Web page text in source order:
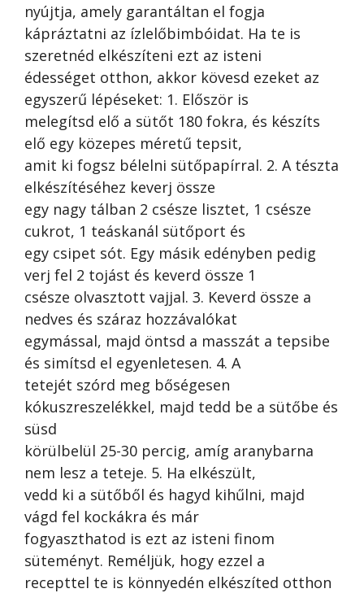
nyújtja, amely garantáltan el fogja
kápráztatni az ízlelőbimbóidat. Ha te is
szeretnéd elkészíteni ezt az isteni
édességet otthon, akkor kövesd ezeket az
egyszerű lépéseket: 1. Először is
melegítsd elő a sütőt 180 fokra, és készíts
elő egy közepes méretű tepsit,
amit ki fogsz bélelni sütőpapírral. 2. A tészta
elkészítéséhez keverj össze
egy nagy tálban 2 csésze lisztet, 1 csésze
cukrot, 1 teáskanál sütőport és
egy csipet sót. Egy másik edényben pedig
verj fel 2 tojást és keverd össze 1
csésze olvasztott vajjal. 3. Keverd össze a
nedves és száraz hozzávalókat
egymással, majd öntsd a masszát a tepsibe
és simítsd el egyenletesen. 4. A
tetejét szórd meg bőségesen
kókuszreszelékkel, majd tedd be a sütőbe és
süsd
körülbelül 25-30 percig, amíg aranybarna
nem lesz a teteje. 5. Ha elkészült,
vedd ki a sütőből és hagyd kihűlni, majd
vágd fel kockákra és már
fogyaszthatod is ezt az isteni finom
süteményt. Reméljük, hogy ezzel a
recepttel te is könnyedén elkészíted otthon